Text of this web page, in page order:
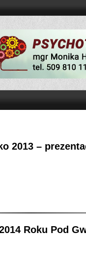
2013 –
Roku Pod